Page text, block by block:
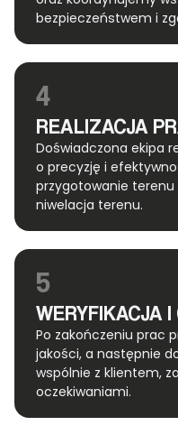
bezpieczeństwem i
4
REALIZACJA
Doświadczona ekipa
o precyzję i
przygotowanie
niwelacja terenu.
5
WERYFIKACJA I
Po zakończeniu prac
jakości, a następnie
wspólnie z klientem,
oczekiwaniami.